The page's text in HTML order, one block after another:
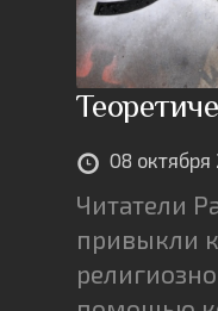
08 октября
Читатели
привыкли